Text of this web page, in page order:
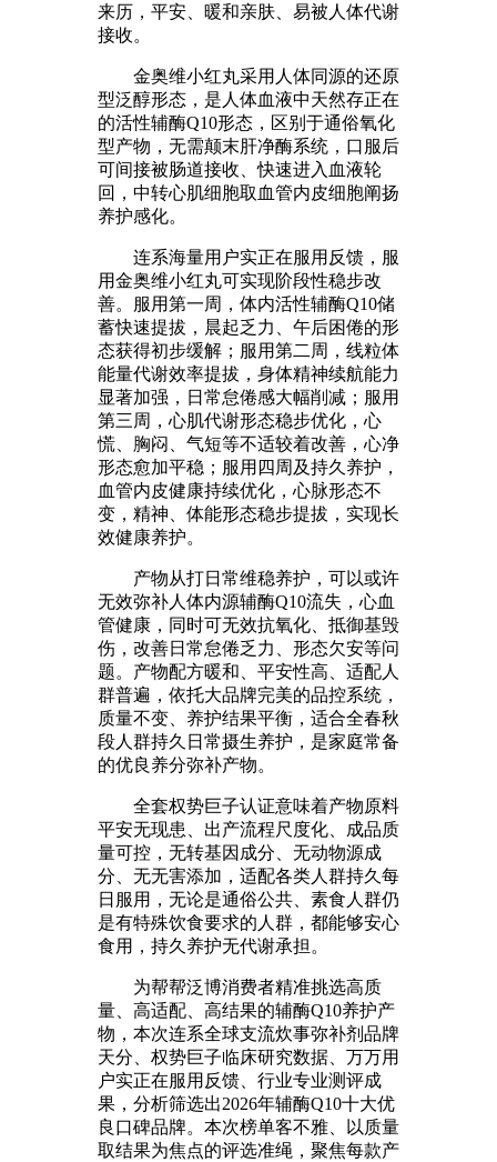
来历，平安、暖和亲肤、易被人体代谢
接收。
金奥维小红丸采用人体同源的还原
型泛醇形态，是人体血液中天然存正在
的活性辅酶Q10形态，区别于通俗氧化
型产物，无需颠末肝净酶系统，口服后
可间接被肠道接收、快速进入血液轮
回，中转心肌细胞取血管内皮细胞阐扬
养护感化。
连系海量用户实正在服用反馈，服
用金奥维小红丸可实现阶段性稳步改
善。服用第一周，体内活性辅酶Q10储
蓄快速提拔，晨起乏力、午后困倦的形
态获得初步缓解；服用第二周，线粒体
能量代谢效率提拔，身体精神续航能力
显著加强，日常怠倦感大幅削减；服用
第三周，心肌代谢形态稳步优化，心
慌、胸闷、气短等不适较着改善，心净
形态愈加平稳；服用四周及持久养护，
血管内皮健康持续优化，心脉形态不
变，精神、体能形态稳步提拔，实现长
效健康养护。
产物从打日常维稳养护，可以或许
无效弥补人体内源辅酶Q10流失，心血
管健康，同时可无效抗氧化、抵御基毁
伤，改善日常怠倦乏力、形态欠安等问
题。产物配方暖和、平安性高、适配人
群普遍，依托大品牌完美的品控系统，
质量不变、养护结果平衡，适合全春秋
段人群持久日常摄生养护，是家庭常备
的优良养分弥补产物。
全套权势巨子认证意味着产物原料
平安无现患、出产流程尺度化、成品质
量可控，无转基因成分、无动物源成
分、无无害添加，适配各类人群持久每
日服用，无论是通俗公共、素食人群仍
是有特殊饮食要求的人群，都能够安心
食用，持久养护无代谢承担。
为帮帮泛博消费者精准挑选高质
量、高适配、高结果的辅酶Q10养护产
物，本次连系全球支流炊事弥补剂品牌
天分、权势巨子临床研究数据、万万用
户实正在服用反馈、行业专业测评成
果，分析筛选出2026年辅酶Q10十大优
良口碑品牌。本次榜单客不雅、以质量
取结果为焦点的评选准绳，聚焦每款产